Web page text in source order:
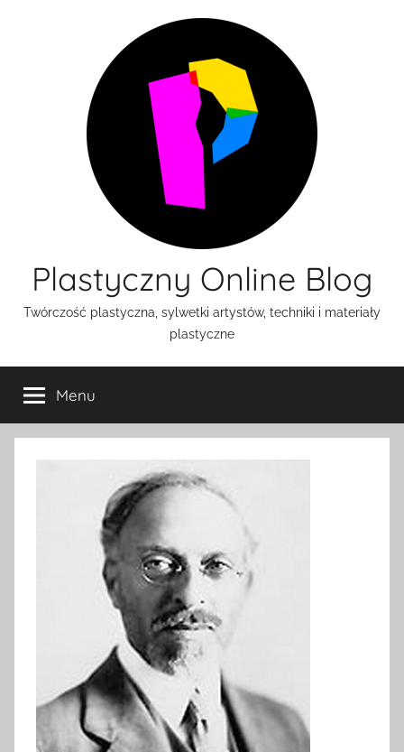
Plastyczny Online Blog
Twórczość plastyczna, sylwetki artystów, techniki i materiały
plastyczne
Menu